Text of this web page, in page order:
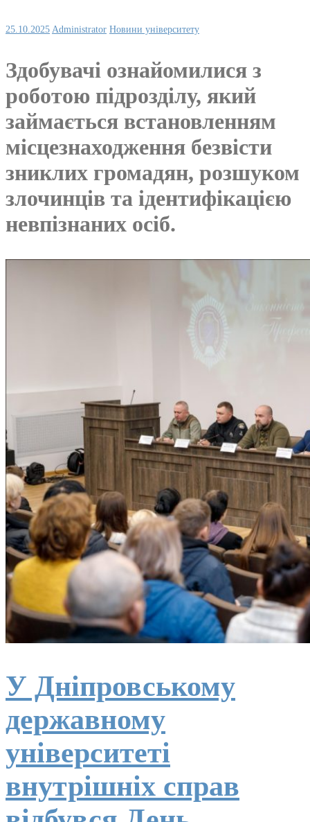
25.10.2025 Administrator Новини університету
Здобувачі ознайомилися з
роботою підрозділу, який
займається встановленням
місцезнаходження безвісти
зниклих громадян, розшуком
злочинців та ідентифікацією
невпізнаних осіб.
У Дніпровському
державному
університеті
внутрішніх справ